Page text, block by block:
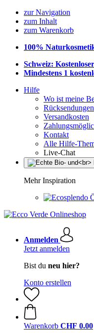
zur Navigation
zum Inhalt
zum Warenkorb
100%
Schweiz:
Mindestens 1
Hilfe
Wo ist meine
Rücksendungen
Versandkosten
Kontakt
Alle Hilfe-
Live-Chat
Mehr Inspiration
Anmelden
Jetzt anmelden
Bist du neu hier?
Konto erstellen
Warenkorb CHF 0.00